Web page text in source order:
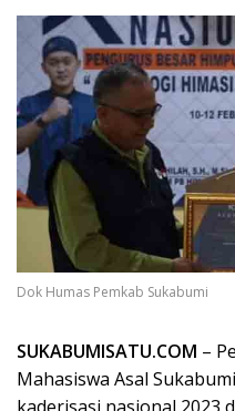
Dok Humas Pemkab Sukabumi
SUKABUMISATU.COM –
Mahasiswa Asal